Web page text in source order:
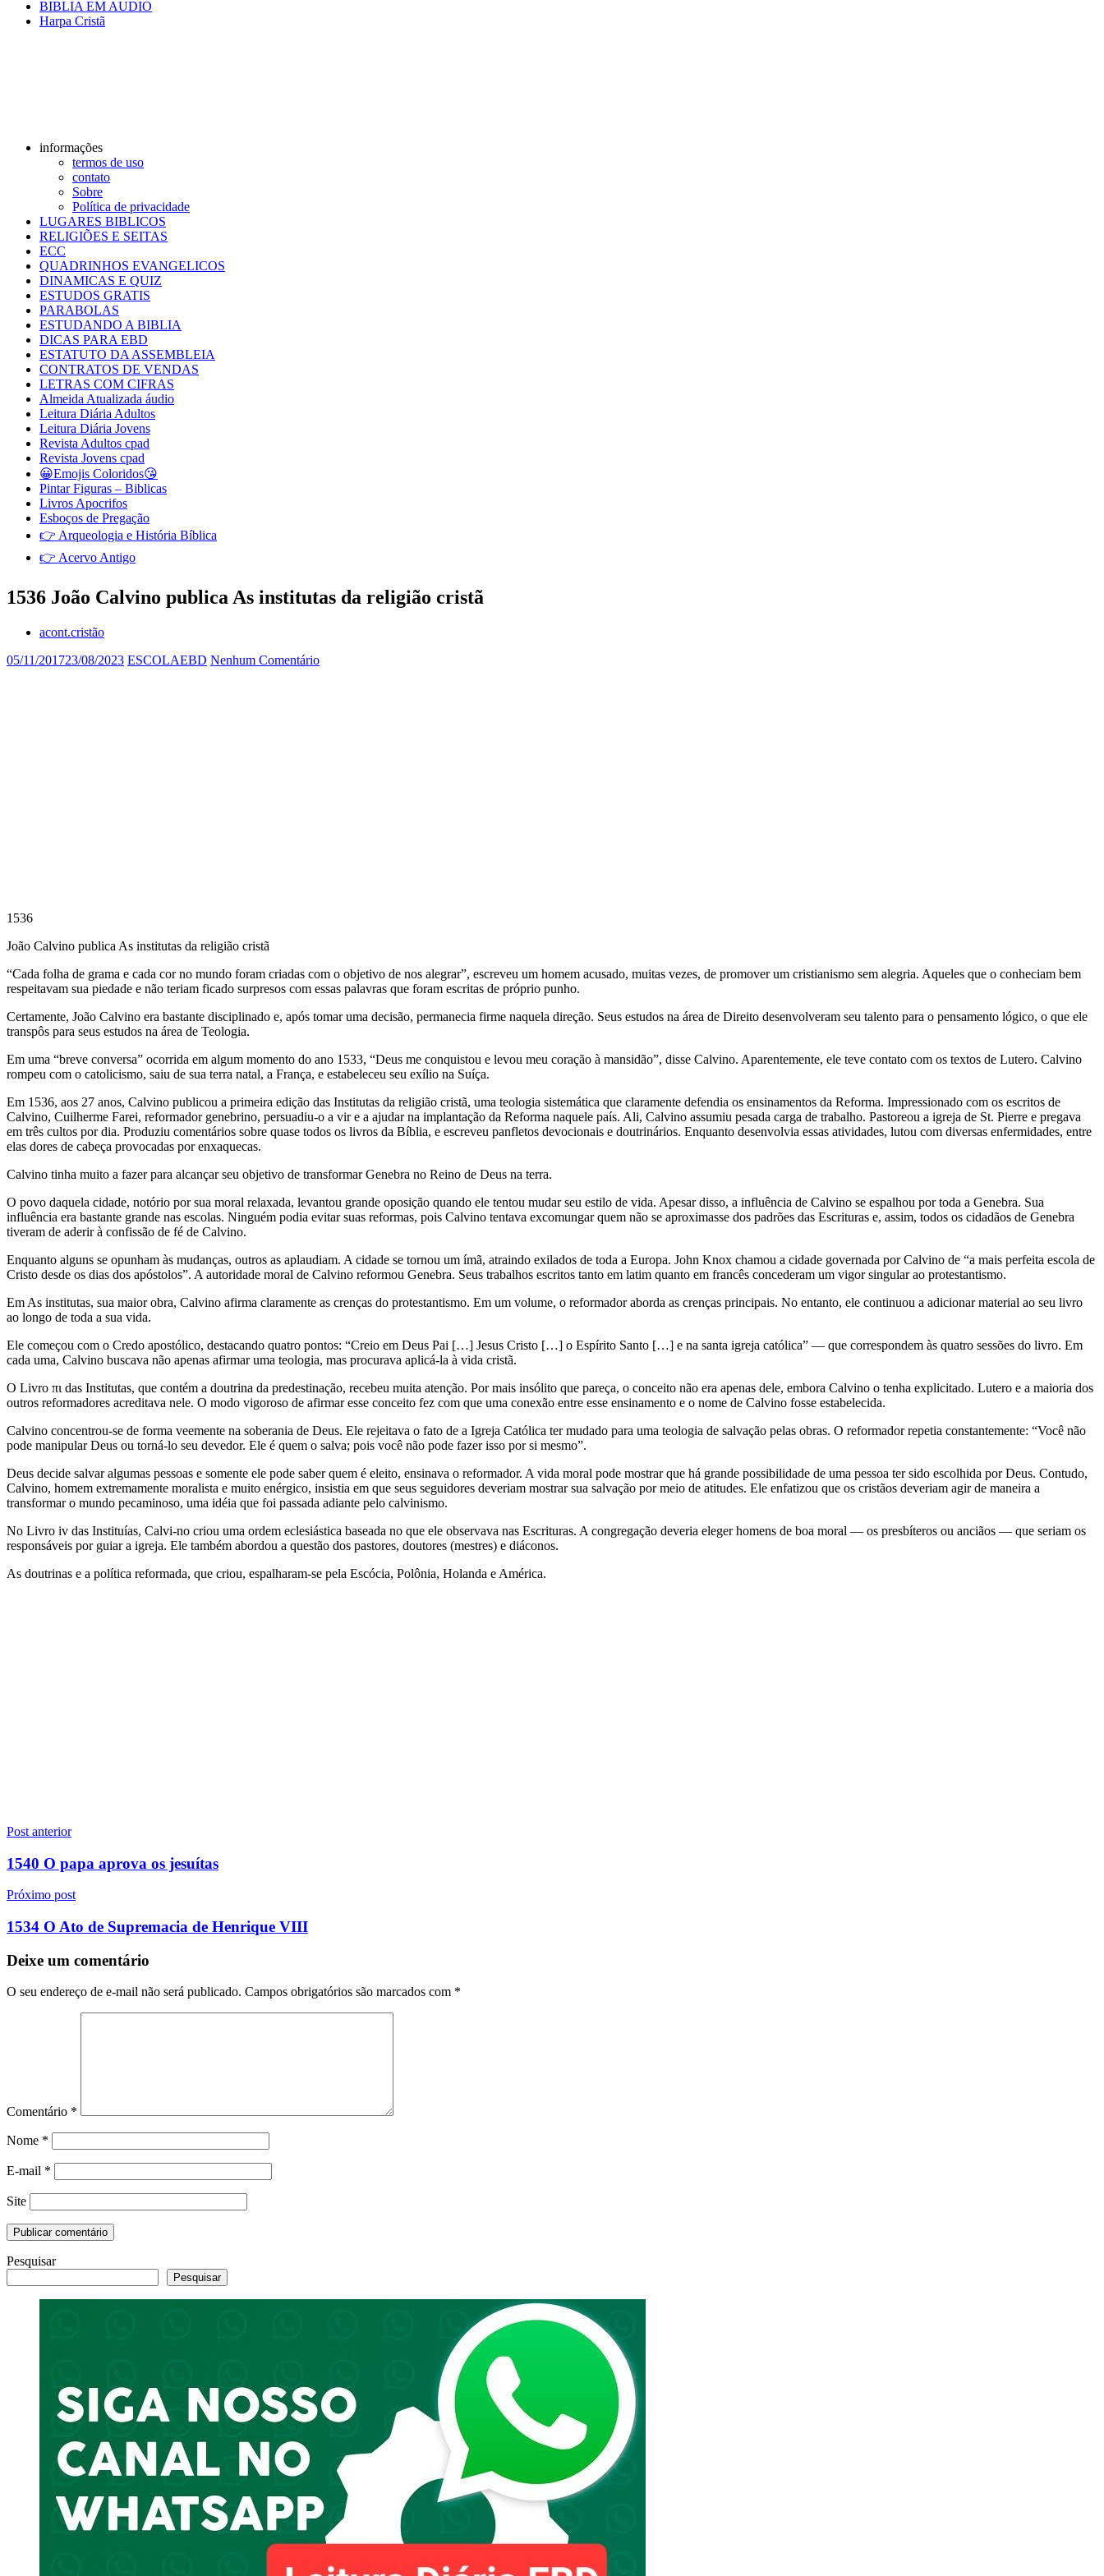
BIBLIA EM AUDIO
Harpa Cristã
informações
termos de uso
contato
Sobre
Política de privacidade
LUGARES BIBLICOS
RELIGIÕES E SEITAS
ECC
QUADRINHOS EVANGELICOS
DINAMICAS E QUIZ
ESTUDOS GRATIS
PARABOLAS
ESTUDANDO A BIBLIA
DICAS PARA EBD
ESTATUTO DA ASSEMBLEIA
CONTRATOS DE VENDAS
LETRAS COM CIFRAS
Almeida Atualizada áudio
Leitura Diária Adultos
Leitura Diária Jovens
Revista Adultos cpad
Revista Jovens cpad
😀Emojis Coloridos😘
Pintar Figuras – Biblicas
Livros Apocrifos
Esboços de Pregação
👉 Arqueologia e História Bíblica
👉 Acervo Antigo
1536 João Calvino publica As institutas da religião cristã
acont.cristão
05/11/201723/08/2023 ESCOLAEBD Nenhum Comentário
1536
João Calvino publica As institutas da religião cristã
“Cada folha de grama e cada cor no mundo foram criadas com o objetivo de nos alegrar”, escreveu um homem acusado, muitas vezes, de promover um cristianismo sem alegria. Aqueles que o conheciam bem
respeitavam sua piedade e não teriam ficado surpresos com essas palavras que foram escritas de próprio punho.
Certamente, João Calvino era bastante disciplinado e, após tomar uma decisão, permanecia firme naquela direção. Seus estudos na área de Direito desenvolveram seu talento para o pensamento lógico, o que ele
transpôs para seus estudos na área de Teologia.
Em uma “breve conversa” ocorrida em algum momento do ano 1533, “Deus me conquistou e levou meu coração à mansidão”, disse Calvino. Aparentemente, ele teve contato com os textos de Lutero. Calvino
rompeu com o catolicismo, saiu de sua terra natal, a França, e estabeleceu seu exílio na Suíça.
Em 1536, aos 27 anos, Calvino publicou a primeira edição das Institutas da religião cristã, uma teologia sistemática que claramente defendia os ensinamentos da Reforma. Impressionado com os escritos de
Calvino, Cuilherme Farei, reformador genebrino, persuadiu-o a vir e a ajudar na implantação da Reforma naquele país. Ali, Calvino assumiu pesada carga de trabalho. Pastoreou a igreja de St. Pierre e pregava
em três cultos por dia. Produziu comentários sobre quase todos os livros da Bíblia, e escreveu panfletos devocionais e doutrinários. Enquanto desenvolvia essas atividades, lutou com diversas enfermidades, entre
elas dores de cabeça provocadas por enxaquecas.
Calvino tinha muito a fazer para alcançar seu objetivo de transformar Genebra no Reino de Deus na terra.
O povo daquela cidade, notório por sua moral relaxada, levantou grande oposição quando ele tentou mudar seu estilo de vida. Apesar disso, a influência de Calvino se espalhou por toda a Genebra. Sua
influência era bastante grande nas escolas. Ninguém podia evitar suas reformas, pois Calvino tentava excomungar quem não se aproximasse dos padrões das Escrituras e, assim, todos os cidadãos de Genebra
tiveram de aderir à confissão de fé de Calvino.
Enquanto alguns se opunham às mudanças, outros as aplaudiam. A cidade se tornou um ímã, atraindo exilados de toda a Europa. John Knox chamou a cidade governada por Calvino de “a mais perfeita escola de
Cristo desde os dias dos apóstolos”. A autoridade moral de Calvino reformou Genebra. Seus trabalhos escritos tanto em latim quanto em francês concederam um vigor singular ao protestantismo.
Em As institutas, sua maior obra, Calvino afirma claramente as crenças do protestantismo. Em um volume, o reformador aborda as crenças principais. No entanto, ele continuou a adicionar material ao seu livro
ao longo de toda a sua vida.
Ele começou com o Credo apostólico, destacando quatro pontos: “Creio em Deus Pai […] Jesus Cristo […] o Espírito Santo […] e na santa igreja católica” — que correspondem às quatro sessões do livro. Em
cada uma, Calvino buscava não apenas afirmar uma teologia, mas procurava aplicá-la à vida cristã.
O Livro πι das Institutas, que contém a doutrina da predestinação, recebeu muita atenção. Por mais insólito que pareça, o conceito não era apenas dele, embora Calvino o tenha explicitado. Lutero e a maioria dos
outros reformadores acreditava nele. O modo vigoroso de afirmar esse conceito fez com que uma conexão entre esse ensinamento e o nome de Calvino fosse estabelecida.
Calvino concentrou-se de forma veemente na soberania de Deus. Ele rejeitava o fato de a Igreja Católica ter mudado para uma teologia de salvação pelas obras. O reformador repetia constantemente: “Você não
pode manipular Deus ou torná-lo seu devedor. Ele é quem o salva; pois você não pode fazer isso por si mesmo”.
Deus decide salvar algumas pessoas e somente ele pode saber quem é eleito, ensinava o reformador. A vida moral pode mostrar que há grande possibilidade de uma pessoa ter sido escolhida por Deus. Contudo,
Calvino, homem extremamente moralista e muito enérgico, insistia em que seus seguidores deveriam mostrar sua salvação por meio de atitudes. Ele enfatizou que os cristãos deveriam agir de maneira a
transformar o mundo pecaminoso, uma idéia que foi passada adiante pelo calvinismo.
No Livro iv das Instituías, Calvi-no criou uma ordem eclesiástica baseada no que ele observava nas Escrituras. A congregação deveria eleger homens de boa moral — os presbíteros ou anciãos — que seriam os
responsáveis por guiar a igreja. Ele também abordou a questão dos pastores, doutores (mestres) e diáconos.
As doutrinas e a política reformada, que criou, espalharam-se pela Escócia, Polônia, Holanda e América.
Navegação
de
Post anterior
1540 O papa aprova os jesuítas
Próximo post
1534 O Ato de Supremacia de Henrique VIII
Deixe um comentário
O seu endereço de e-mail não será publicado. Campos obrigatórios são marcados com *
Comentário *
Nome *
E-mail *
Site
Pesquisar
Pesquisar